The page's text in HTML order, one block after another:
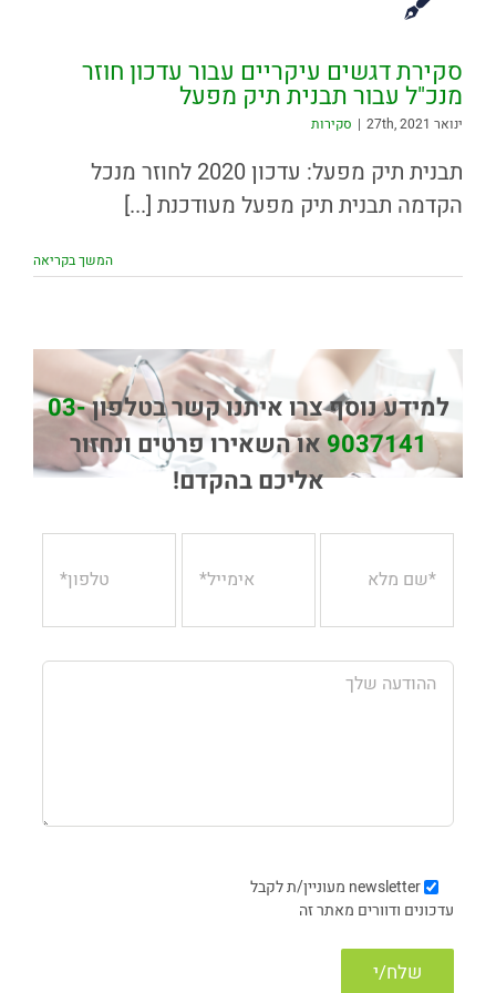
סקירת דגשים עיקריים עבור עדכון חוזר
מנכ"ל עבור תבנית תיק מפעל
ינואר 27th, 2021 | סקירות
תבנית תיק מפעל: עדכון 2020 לחוזר מנכל
הקדמה תבנית תיק מפעל מעודכנת [...]
המשך בקריאה
למידע נוסף צרו איתנו קשר בטלפון03-
9037141או השאירו פרטים ונחזור
אליכם בהקדם!
newsletter מעוניין/ת לקבל
עדכונים ודוורים מאתר זה